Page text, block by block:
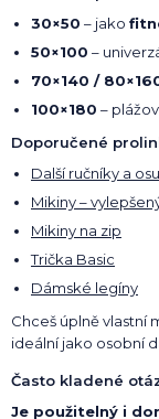
30×50 – jako
50×100 –
70×140 /
100×180 –
Doporučené
Další ručníky a
Mikiny –
Mikiny na zip
Trička Basic
Dámské legíny
Chceš úplně vlastní
ideální jako osobní
Často kladené
Je použitelný i